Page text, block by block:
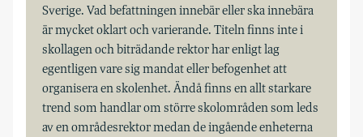
Sverige. Vad befattningen innebär eller ska innebära
är mycket oklart och varierande. Titeln finns inte i
skollagen och biträdande rektor har enligt lag
egentligen vare sig mandat eller befogenhet att
organisera en skolenhet. Ändå finns en allt starkare
trend som handlar om större skolområden som leds
av en områdesrektor medan de ingående enheterna